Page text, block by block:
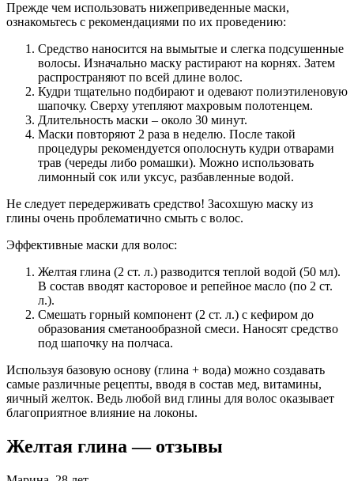
Прежде чем использовать нижеприведенные маски,
ознакомьтесь с рекомендациями по их проведению:
Средство наносится на вымытые и слегка подсушенные
волосы. Изначально маску растирают на корнях. Затем
распространяют по всей длине волос.
Кудри тщательно подбирают и одевают полиэтиленовую
шапочку. Сверху утепляют махровым полотенцем.
Длительность маски – около 30 минут.
Маски повторяют 2 раза в неделю. После такой
процедуры рекомендуется ополоснуть кудри отварами
трав (череды либо ромашки). Можно использовать
лимонный сок или уксус, разбавленные водой.
Не следует передерживать средство! Засохшую маску из
глины очень проблематично смыть с волос.
Эффективные маски для волос:
Желтая глина (2 ст. л.) разводится теплой водой (50 мл).
В состав вводят касторовое и репейное масло (по 2 ст.
л.).
Смешать горный компонент (2 ст. л.) с кефиром до
образования сметанообразной смеси. Наносят средство
под шапочку на полчаса.
Используя базовую основу (глина + вода) можно создавать
самые различные рецепты, вводя в состав мед, витамины,
яичный желток. Ведь любой вид глины для волос оказывает
благоприятное влияние на локоны.
Желтая глина — отзывы